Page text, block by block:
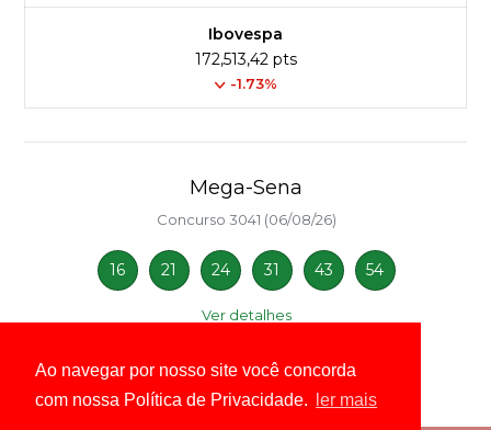
Ao navegar por nosso site você concorda
com nossa Política de Privacidade.
ler mais
Ibovespa
172,513,42 pts
-1.73%
Mega-Sena
Concurso 3041 (06/08/26)
16 21 24 31 43 54
Ver detalhes